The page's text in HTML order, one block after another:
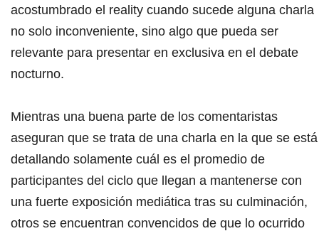
acostumbrado el reality cuando sucede alguna charla
no solo inconveniente, sino algo que pueda ser
relevante para presentar en exclusiva en el debate
nocturno.
Mientras una buena parte de los comentaristas
aseguran que se trata de una charla en la que se está
detallando solamente cuál es el promedio de
participantes del ciclo que llegan a mantenerse con
una fuerte exposición mediática tras su culminación,
otros se encuentran convencidos de que lo ocurrido